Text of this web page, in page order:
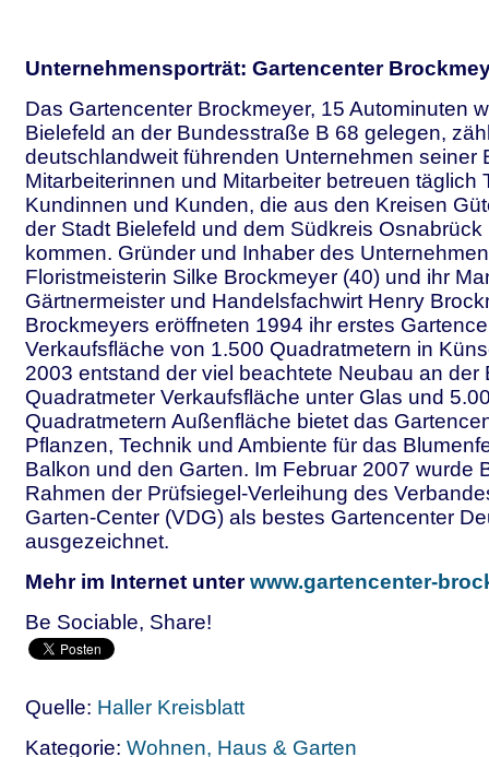
Unternehmensporträt: Gartencenter
Das Gartencenter Brockmeyer, 15 Autominuten
Bielefeld an der Bundesstraße B 68 gelegen,
deutschlandweit führenden Unternehmen seiner
Mitarbeiterinnen und Mitarbeiter betreuen täglich
Kundinnen und Kunden, die aus den Kreisen
der Stadt Bielefeld und dem Südkreis Osnabrück
kommen. Gründer und Inhaber des
Floristmeisterin Silke Brockmeyer (40) und ihr
Gärtnermeister und Handelsfachwirt Henry
Brockmeyers eröffneten 1994 ihr erstes
Verkaufsfläche von 1.500 Quadratmetern in
2003 entstand der viel beachtete Neubau an der
Quadratmeter Verkaufsfläche unter Glas und
Quadratmetern Außenfläche bietet das
Pflanzen, Technik und Ambiente für das
Balkon und den Garten. Im Februar 2007 wurde
Rahmen der Prüfsiegel-Verleihung des
Garten-Center (VDG) als bestes Gartencenter
ausgezeichnet.
Mehr im Internet unterwww.gartencenter-
Be Sociable, Share!
Quelle: Haller Kreisblatt
Kategorie: Wohnen, Haus & Garten